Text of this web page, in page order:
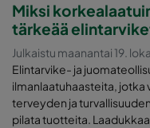
Miksi
tärkeää
Julkaistu maanantai 19.
Elintarvike- ja
ilmanlaatuhaasteita,
terveyden ja
pilata tuotteita.